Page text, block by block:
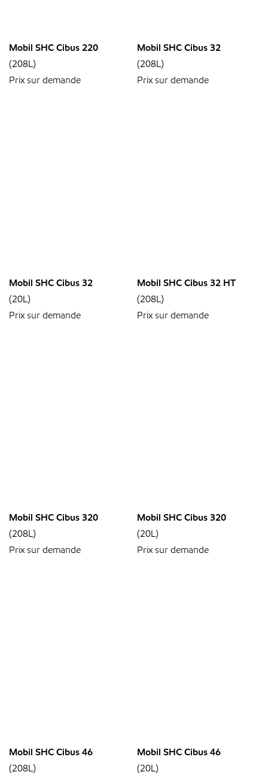
Mobil SHC Cibus 220
(208L)
Prix sur demande
Mobil SHC Cibus 32
(208L)
Prix sur demande
Mobil SHC Cibus 32
(20L)
Prix sur demande
Mobil SHC Cibus 32 HT
(208L)
Prix sur demande
Mobil SHC Cibus 320
(208L)
Prix sur demande
Mobil SHC Cibus 320
(20L)
Prix sur demande
Mobil SHC Cibus 46
(208L)
Mobil SHC Cibus 46
(20L)